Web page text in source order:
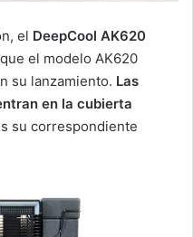
el DeepCool AK620
el modelo AK620
su lanzamiento. Las
en la cubierta
su correspondiente